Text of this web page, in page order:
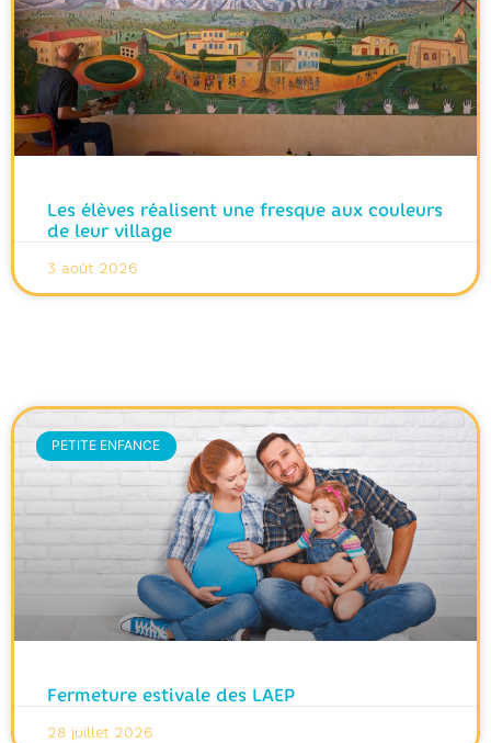
Les élèves réalisent une fresque aux couleurs
de leur village
3 août 2026
PETITE ENFANCE
Fermeture estivale des LAEP
28 juillet 2026